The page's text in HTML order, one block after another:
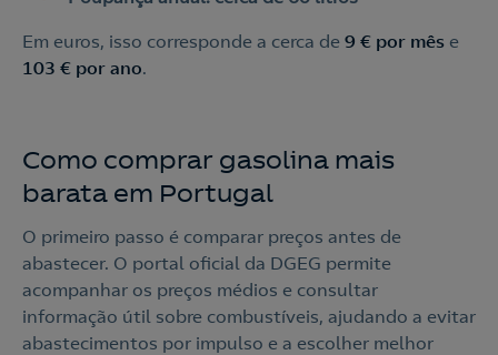
Em euros, isso corresponde a cerca de 9 € por mês e
103 € por ano.
Como comprar gasolina mais
barata em Portugal
O primeiro passo é comparar preços antes de
abastecer. O portal oficial da DGEG permite
acompanhar os preços médios e consultar
informação útil sobre combustíveis, ajudando a evitar
abastecimentos por impulso e a escolher melhor